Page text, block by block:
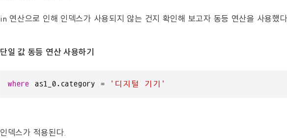
in 연산으로 인해 인덱스가 사용되지 않는 건지 확인해 보고자 동등 연산을 사용했
단일 값 동등 연산 사용하기
where as1_0.category = '디지털 기기'
인덱스가 적용된다.